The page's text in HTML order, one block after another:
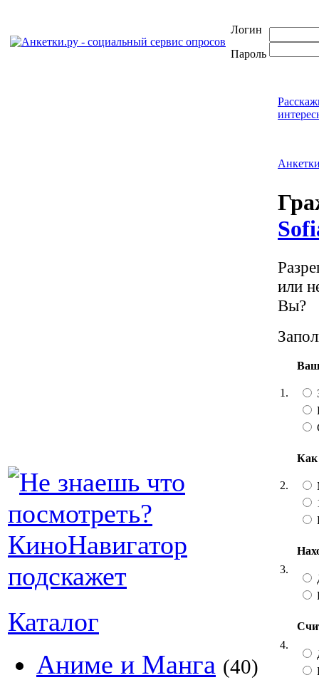
Логин
Пароль
Каталог
Аниме и Манга (40)
или
Вы?
1.
2.
Как
3.
4.